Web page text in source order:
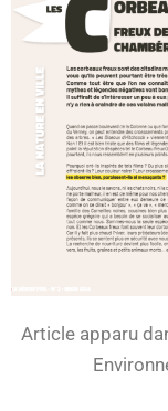
Article apparu